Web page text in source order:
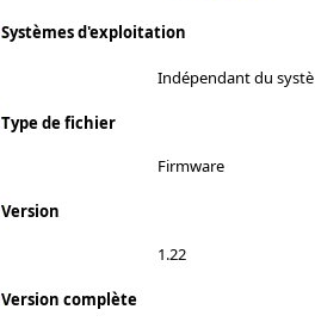
Systèmes d'exploitation
Indépendant du
Type de fichier
Firmware
Version
1.22
Version complète